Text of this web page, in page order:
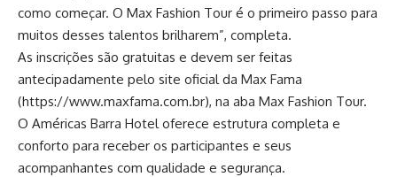
como começar. O Max Fashion Tour é o primeiro passo para
muitos desses talentos brilharem”, completa.
As inscrições são gratuitas e devem ser feitas
antecipadamente pelo site oficial da Max Fama
(https://www.maxfama.com.br), na aba Max Fashion Tour.
O Américas Barra Hotel oferece estrutura completa e
conforto para receber os participantes e seus
acompanhantes com qualidade e segurança.